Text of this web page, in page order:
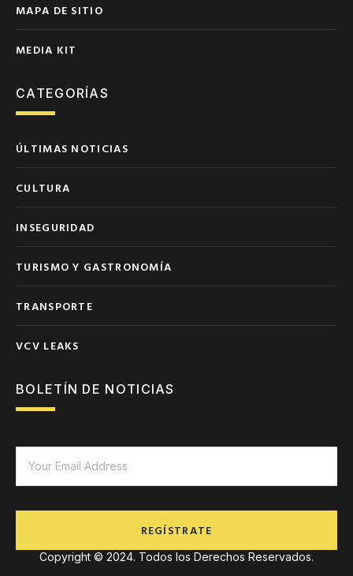
MAPA DE SITIO
MEDIA KIT
CATEGORÍAS
ÚLTIMAS NOTICIAS
CULTURA
INSEGURIDAD
TURISMO Y GASTRONOMÍA
TRANSPORTE
VCV LEAKS
BOLETÍN DE NOTICIAS
REGÍSTRATE
Copyright © 2024. Todos los Derechos Reservados.